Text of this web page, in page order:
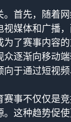
首先，随着
媒体和广播
了赛事内容的
逐渐向移动
于通过短视
事不仅仅是
这种趋势促